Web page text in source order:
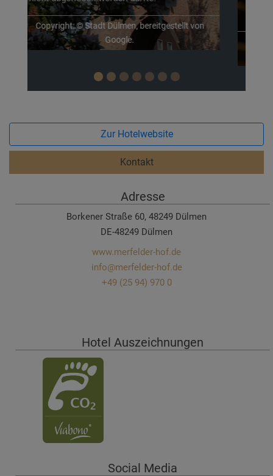
Jahreszeit ein tolles Erlebnis.
Copyright: © Freizeitbad düb, bereitgestellt von
Zur Hotelwebsite
Kontakt
Adresse
Borkener Straße 60, 48249 Dülmen
DE-48249 Dülmen
www.merfelder-hof.de
info@merfelder-hof.de
+49 (25 94) 970 0
Hotel Auszeichnungen
Social Media